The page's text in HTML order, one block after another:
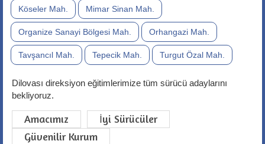
Köseler Mah. Mimar Sinan Mah.
Organize Sanayi Bölgesi Mah. Orhangazi Mah.
Tavşancıl Mah. Tepecik Mah. Turgut Özal Mah.
Dilovası direksiyon eğitimlerimize tüm sürücü adaylarını
bekliyoruz.
Amacımız
İyi Sürücüler
Güvenilir Kurum